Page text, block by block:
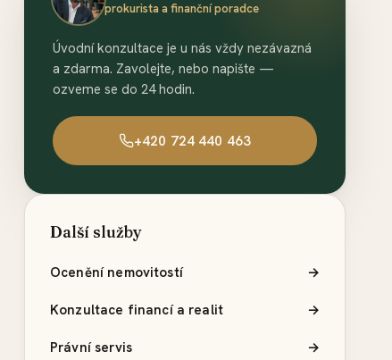
prokurista a finanční poradce
Úvodní konzultace je u nás vždy nezávazná
a zdarma. Zavolejte, nebo napište —
ozveme se do 24 hodin.
+420 724 440 463
Další služby
Ocenění nemovitostí →
Konzultace financí a realit →
Právní servis →